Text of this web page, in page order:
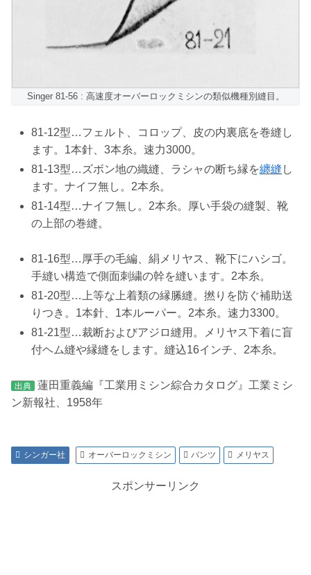
Singer 81-56 : 高速度オーバーロックミシンの類似機種別縫目。
81-12型…フェルト、コロップ、皮の内裏底を巻縫し
ます。1本針、3本糸。速力3000。
81-13型…ズボン地の織縫、ラシャの断ち縁を纏縫 し
ます。ナイフ無し。2本糸。
81-14型…ナイフ無し。2本糸。厚い手袋の縫製、靴
の上部の巻縫。
81-16型…厚手の毛編、絹メリヤス、靴下にハシゴ。
手縫い構造で側面刺繍の幹を縫います。2本糸。
81-20型…上等な上着類の縁縢縫。撚りを防ぐ補助送
りつき。1本針、1本ルーパー。2本糸。速力3300。
81-21型…裁断およびアジロ縫用。メリヤス下着に盲
付ヘム縫や縁縫をします。縫込16インチ、2本糸。
出典
蓮田重義編『工業用ミシン綜合カタログ』工業ミシ
ン新報社、1958年
シンガー社 オーバーロックミシン パンツ メリヤス
スポンサーリンク